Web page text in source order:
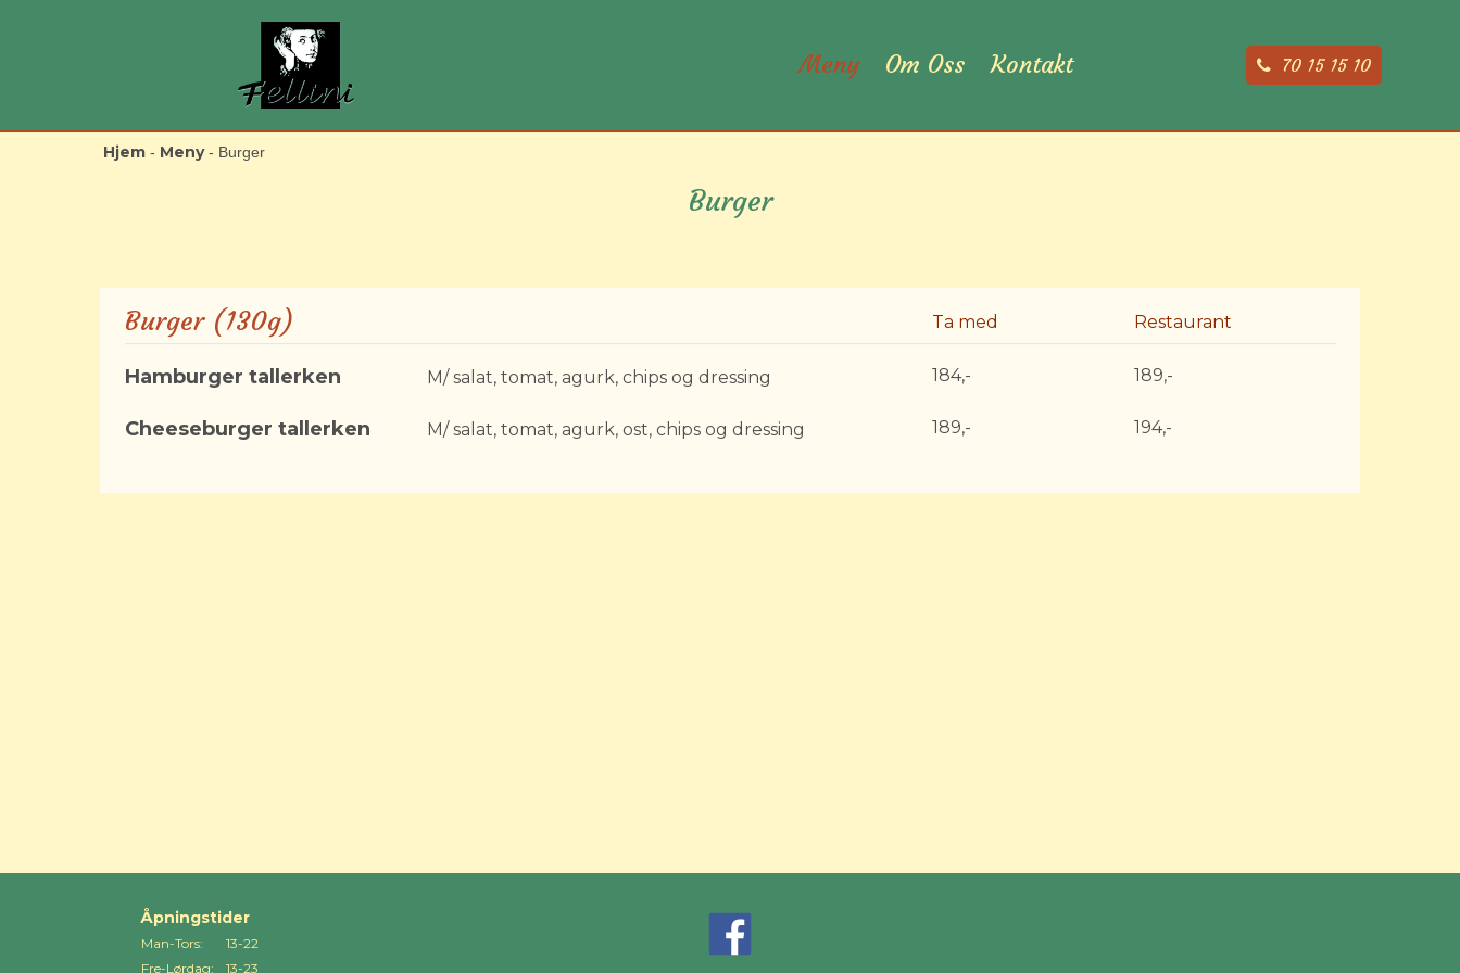
Meny Om Oss Kontakt 70 15 15 10
Hjem - Meny - Burger
Burger
Burger (130g) Ta med Restaurant
Hamburger tallerken M/ salat, tomat, agurk, chips og dressing 184,- 189,-
Cheeseburger tallerken M/ salat, tomat, agurk, ost, chips og dressing 189,- 194,-
Åpningstider
Man-Tors:
13-22
Fre-Lørdag:
13-23